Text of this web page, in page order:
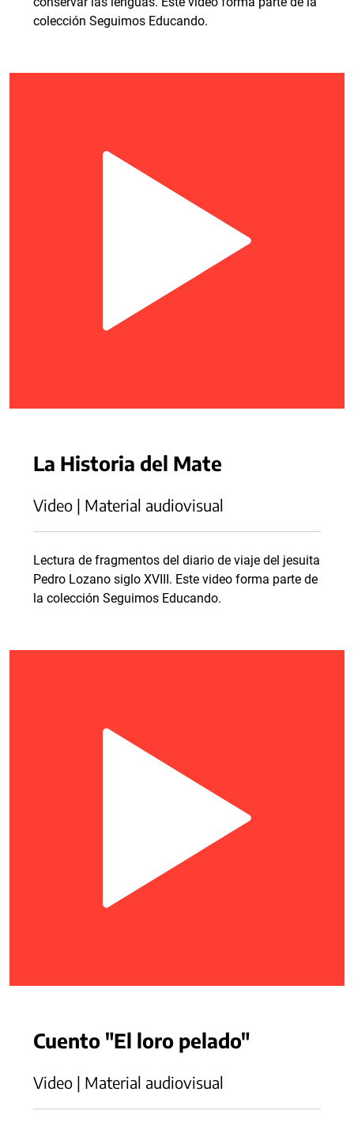
colección Seguimos Educando.
La Historia del Mate
Video | Material audiovisual
Lectura de fragmentos del diario de viaje del jesuita
Pedro Lozano siglo XVIII. Este video forma parte de
la colección Seguimos Educando.
Cuento "El loro pelado"
Video | Material audiovisual